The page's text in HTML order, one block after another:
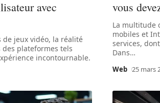
avec
de jeux vidéo, la réalité
plateformes tels
incontournable.
vous
La multitude
mobiles et
services,
Dans…
Web 25 mars